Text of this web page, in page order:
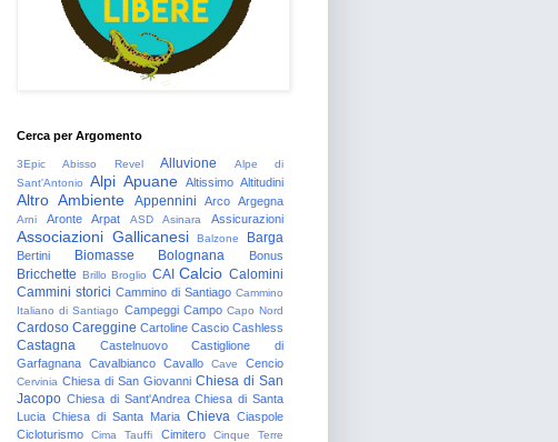
Cerca per Argomento
3Epic Abisso Revel Alluvione
Alpe di
Sant'Antonio
Alpi Apuane Altissimo Altitudini
Altro Ambiente Appennini Arco Argegna
Arni Aronte Arpat ASD Asinara Assicurazioni
Associazioni Gallicanesi Balzone Barga
Bertini Biomasse Bolognana Bonus
Bricchette Brillo Broglio CAI Calcio Calomini
Cammini storici Cammino di Santiago Cammino
Italiano di Santiago Campeggi Campo Capo Nord
Cardoso Careggine Cartoline Cascio Cashless
Castagna Castelnuovo
Castiglione di
Garfagnana Cavalbianco Cavallo Cave Cencio
Cervinia Chiesa di San Giovanni Chiesa di San
Jacopo Chiesa di Sant'Andrea Chiesa di Santa
Lucia Chiesa di Santa Maria Chieva Ciaspole
Cicloturismo
Cima Tauffi Cimitero
Cinque Terre